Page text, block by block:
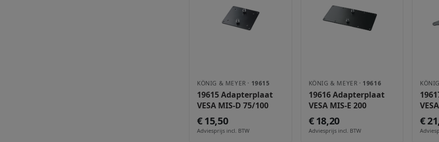
KÖNIG & MEYER · 19615
19615 Adapterplaat
VESA MIS-D 75/100
€ 15,50
Adviesprijs incl. BTW
KÖNIG & MEYER · 19616
19616 Adapterplaat
VESA MIS-E 200
€ 18,20
Adviesprijs incl. BTW
€